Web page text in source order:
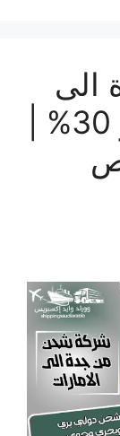
الامارات خصم مميز 30% |